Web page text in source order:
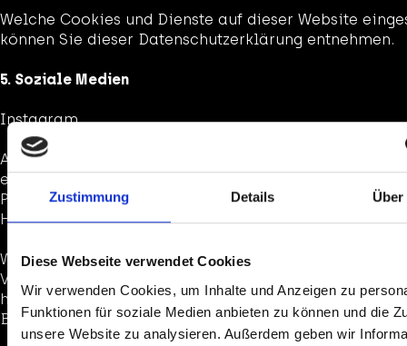
Zustimmung Details
Diese Webseite verwendet Cookies
Wir verwenden Cookies, um Inhalte und Anzeigen zu
Funktionen für soziale Medien anbieten zu können und die
unsere Website zu analysieren. Außerdem geben wir
Welche Cookies und Dienste auf dieser Website
können Sie dieser Datenschutzerklärung entnehmen.
5. Soziale Medien
Instagram
Auf dieser Website sind Funktionen des Dienstes
eingebunden. Diese Funktionen werden angeboten
Platforms Ireland Limited, 4 Grand Canal Square,
Harbour, Dublin 2, Irland.
Wenn das Social-Media-Element aktiv ist, wird eine
Verbindung zwischen Ihrem Endgerät und dem
hergestellt. Instagram erhält dadurch Informationen
Besuch dieser Website durch Sie.